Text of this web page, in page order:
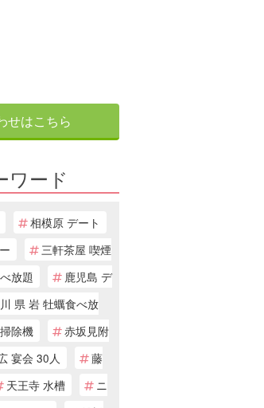
せはこちら
ワード
相模原 デート
三軒茶屋 喫煙
放題
鹿児島 デ
県 岩 牡蠣食べ放
除機
赤坂見附
宴会 30人
藤
天王寺 水槽
ニ